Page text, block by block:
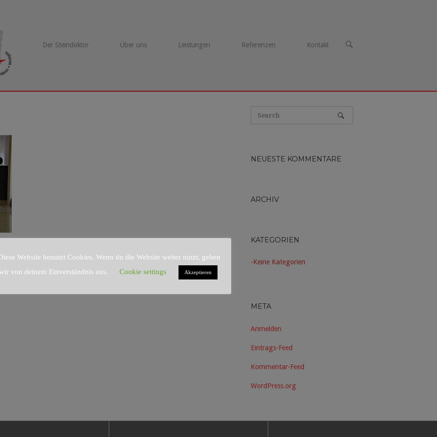
Der Steindoktor Über uns Leistungen Referenzen Kontakt
OPEN
NEUESTE KOMMENTARE
ARCHIV
KATEGORIEN
Keine Kategorien
META
Anmelden
Eintrags-Feed
Kommentar-Feed
WordPress.org
Website benutzt Cookies. Wenn du die Website weiter nutzt, gehen
wir von deinem Einverständnis aus.
Cookie settings Akzeptieren